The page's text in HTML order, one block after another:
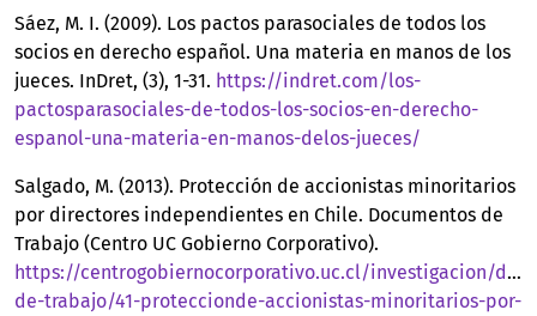
Sáez, M. I. (2009). Los pactos parasociales de todos los
socios en derecho español. Una materia en manos de los
jueces. InDret, (3), 1-31. https://indret.com/los-
pactosparasociales-de-todos-los-socios-en-derecho-
espanol-una-materia-en-manos-delos-jueces/
Salgado, M. (2013). Protección de accionistas minoritarios
por directores independientes en Chile. Documentos de
Trabajo (Centro UC Gobierno Corporativo).
https://centrogobiernocorporativo.uc.cl/investigacion/
de-trabajo/41-proteccionde-accionistas-minoritarios-por-